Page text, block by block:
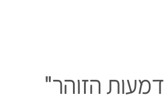
הזוהר"